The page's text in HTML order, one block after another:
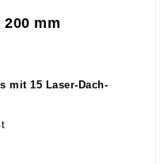
mm
15 Laser-Dach-